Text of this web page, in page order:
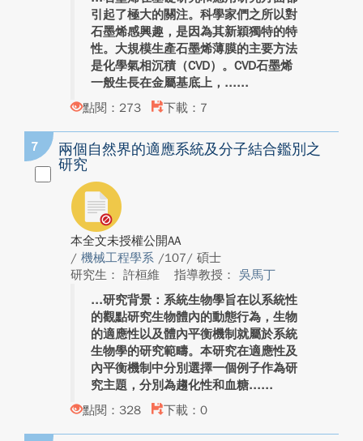
引起了極大的關注。科學家們之所以對
石墨烯感興趣，是因為其新穎獨特的特
性。大規模生產石墨烯薄膜的主要方法
是化學氣相沉積（CVD）。CVD石墨烯
一般生長在金屬基底上，...
點閱：273
下載：7
7
兩個自然界的適應系統及分子結合鑑別之
研究
本全文未授權公開AA
/ 機械工程學系 /107/ 碩士
研究生： 許桓維
指導教授： 吳馬丁
研究背景：系統生物學旨在以系統性
的觀點研究生物體內的動態行為，生物
的適應性以及體內平衡機制就屬於系統
生物學的研究範疇。本研究在適應性及
內平衡機制中分別選擇一個例子作為研
究主題，分別為趨化性和血糖...
點閱：328
下載：0